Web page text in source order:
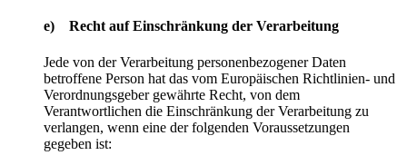
e) Recht auf Einschränkung der Verarbeitung
Jede von der Verarbeitung personenbezogener Daten
betroffene Person hat das vom Europäischen Richtlinien- und
Verordnungsgeber gewährte Recht, von dem
Verantwortlichen die Einschränkung der Verarbeitung zu
verlangen, wenn eine der folgenden Voraussetzungen
gegeben ist: